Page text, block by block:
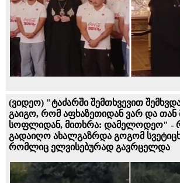
(ვიდეო) "ტაძარში შემთხვევით
გაიგო, რომ აფხაზეთიდან ვარ და თან
სოფლიდან, მითხრა: დამელოდეო" -
გადაიღო ახალგაზრდა გოგომ
რომლიც ელვისებურად გავრცელდა